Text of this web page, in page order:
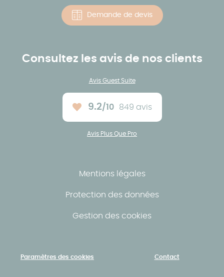
Demande de devis
Consultez les avis de nos clients
Avis Guest Suite
Note moyenne :
9.2/10 849 avis
Avis Plus Que Pro
Mentions légales
Protection des données
Gestion des cookies
Paramètres des cookies Contact